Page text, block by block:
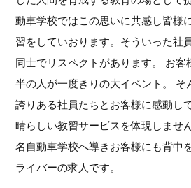
動車学校ではこの思いに共感し皆様
習をしていおります。そういった社
同士でリスペクトがあります。 お客
半の人が一度きりの大イベント。 そ
誇りある社員たちとお客様に感動し
晴らしい教習サービスを体現しませ
名自動車学校へ導きお客様にも背中
ライバーの求人です。